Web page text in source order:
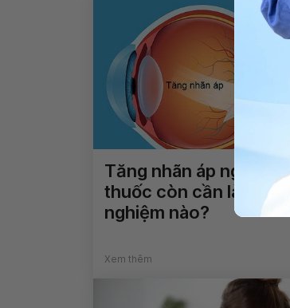
Tăng nhãn áp ngoài
thuốc còn cần làm
nghiệm nào?
Xem thêm